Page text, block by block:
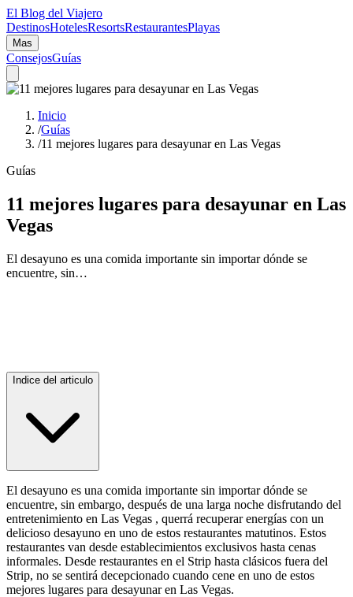
El Blog del Viajero
DestinosHotelesResortsRestaurantesPlayas
Mas
ConsejosGuías
Inicio
/Guías
/11 mejores lugares para desayunar en Las Vegas
Guías
11 mejores lugares para desayunar en Las
Vegas
El desayuno es una comida importante sin importar dónde se
encuentre, sin…
Indice del articulo
El desayuno es una comida importante sin importar dónde se
encuentre, sin embargo, después de una larga noche disfrutando del
entretenimiento en Las Vegas , querrá recuperar energías con un
delicioso desayuno en uno de estos restaurantes matutinos. Estos
restaurantes van desde establecimientos exclusivos hasta cenas
informales. Desde restaurantes en el Strip hasta clásicos fuera del
Strip, no se sentirá decepcionado cuando cene en uno de estos
mejores lugares para desayunar en Las Vegas.